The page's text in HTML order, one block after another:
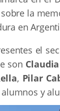
la
en
el
son
, Pilar
y